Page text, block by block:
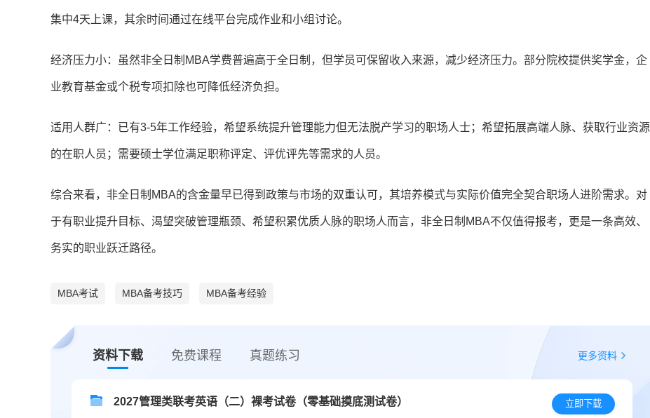
集中4天上课，其余时间通过在线平台完成作业和小组讨论。
经济压力小：虽然非全日制MBA学费普遍高于全日制，但学员可保留收入来源，减少经济压力。部分院校提供奖学金，企
业教育基金或个税专项扣除也可降低经济负担。
适用人群广：已有3-5年工作经验，希望系统提升管理能力但无法脱产学习的职场人士；希望拓展高端人脉、获取行业资源
的在职人员；需要硕士学位满足职称评定、评优评先等需求的人员。
综合来看，非全日制MBA的含金量早已得到政策与市场的双重认可，其培养模式与实际价值完全契合职场人进阶需求。对
于有职业提升目标、渴望突破管理瓶颈、希望积累优质人脉的职场人而言，非全日制MBA不仅值得报考，更是一条高效、
务实的职业跃迁路径。
MBA考试 MBA备考技巧 MBA备考经验
资料下载 免费课程 真题练习 更多资料
2027管理类联考英语（二）裸考试卷（零基础摸底测试卷） 立即下载